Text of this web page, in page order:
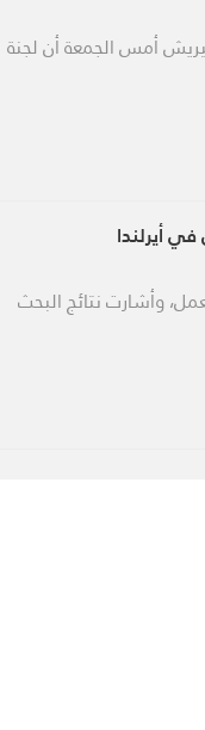
أمس الجمعة أن لجنة
أيرلندا
وأشارت نتائج البحث